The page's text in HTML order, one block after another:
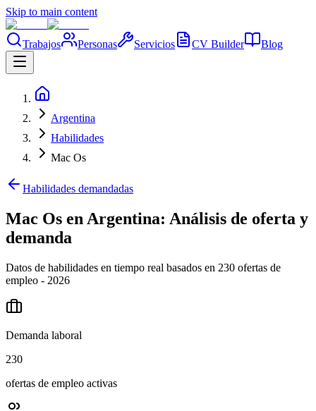
Skip to main content
Trabajos Personas Servicios CV Builder Blog
Argentina
Habilidades
Mac Os
Habilidades demandadas
Mac Os en Argentina: Análisis de oferta y
demanda
Datos de habilidades en tiempo real basados en 230 ofertas de
empleo - 2026
Demanda laboral
230
ofertas de empleo activas